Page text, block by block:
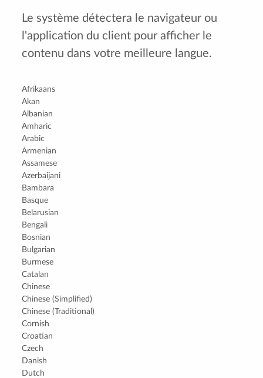
Le système détectera le navigateur ou
l'application du client pour afficher le
contenu dans votre meilleure langue.
Afrikaans
Akan
Albanian
Amharic
Arabic
Armenian
Assamese
Azerbaijani
Bambara
Basque
Belarusian
Bengali
Bosnian
Bulgarian
Burmese
Catalan
Chinese
Chinese (Simplified)
Chinese (Traditional)
Cornish
Croatian
Czech
Danish
Dutch